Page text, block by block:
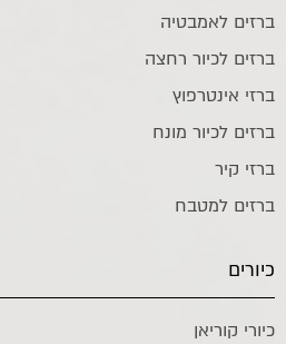
ברזים לאמבטיה
ברזים לכיור רחצה
ברזי אינטרפוץ
ברזים לכיור מונח
ברזי קיר
ברזים למטבח
כיורים
כיורי קוריאן